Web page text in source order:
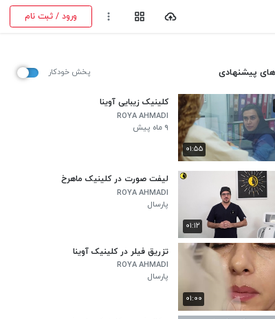
ورود / ثبت نام
پیشنهادی پخش خودکار
۰۱:۵۵
کلینیک زیبایی آوینا
ROYA AHMADI
۹ ماه پیش
۰۱:۱۲
لیفت صورت در کلینیک ماهرخ
ROYA AHMADI
پارسال
۰۱:۰۰
تزریق فیلر در کلینیک آوینا
ROYA AHMADI
پارسال